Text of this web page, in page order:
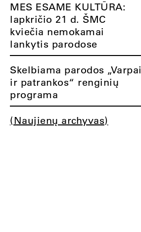
MES ESAME KULTŪRA:
lapkričio 21 d. ŠMC
kviečia nemokamai
lankytis parodose
Skelbiama parodos „Varpai
ir patrankos“ renginių
programa
(Naujienų archyvas)